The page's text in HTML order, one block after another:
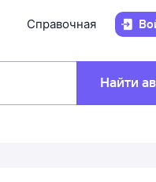
Справочная
Найти